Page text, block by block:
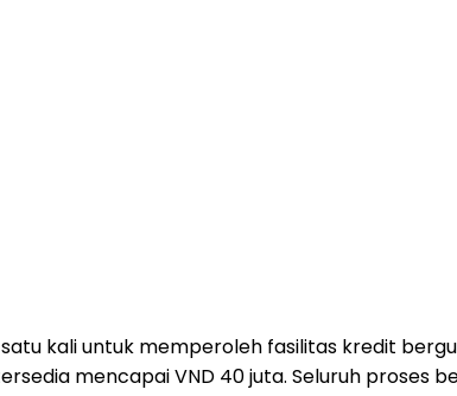
kali untuk memperoleh fasilitas kredit
mencapai VND 40 juta. Seluruh proses